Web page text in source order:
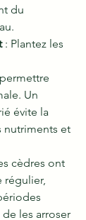
du
: Plantez les
Un
évite la
et
cèdres ont
régulier,
de les arroser